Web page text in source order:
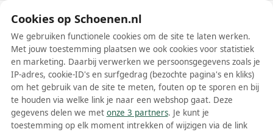
Schoenen.nl
Wis filters Alle filters
Beige Hub lage sneakers
Cookies op Schoenen.nl
We gebruiken functionele cookies om de site te laten werken.
Met jouw toestemming plaatsen we ook cookies voor statistiek
en marketing. Daarbij verwerken we persoonsgegevens zoals je
IP-adres, cookie-ID's en surfgedrag (bezochte pagina's en kliks)
om het gebruik van de site te meten, fouten op te sporen en bij
te houden via welke link je naar een webshop gaat. Deze
gegevens delen we met onze 3 partners. Je kunt je
toestemming op elk moment intrekken of wijzigen via de link